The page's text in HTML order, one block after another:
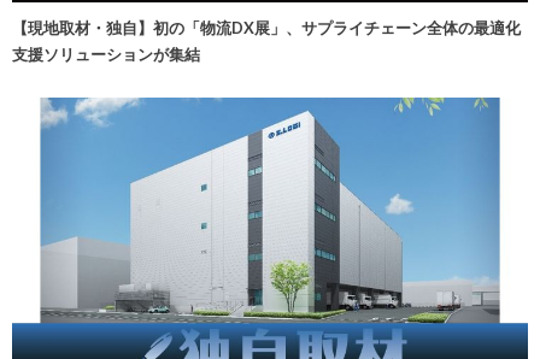
【現地取材・独自】初の「物流DX展」、サプライチェーン全体の最適化
支援ソリューションが集結